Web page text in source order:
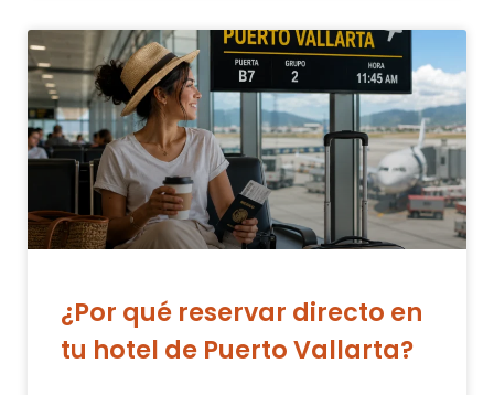
¿Por qué reservar directo en
tu hotel de Puerto Vallarta?